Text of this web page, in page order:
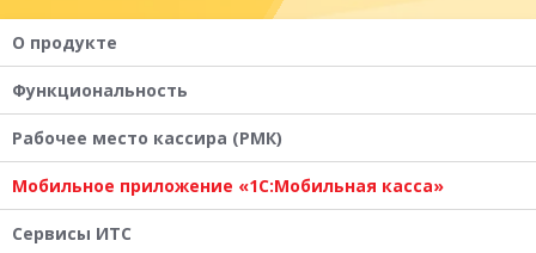
О продукте
Функциональность
Рабочее место кассира (РМК)
Мобильное приложение «1С:Мобильная касса»
Сервисы ИТС